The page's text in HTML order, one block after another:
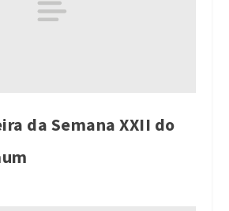
da Semana XXII do